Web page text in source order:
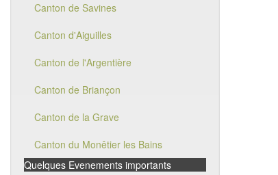
Canton de Savines
Canton d'Aiguilles
Canton de l'Argentière
Canton de Briançon
Canton de la Grave
Canton du Monêtier les Bains
Quelques Evenements importants